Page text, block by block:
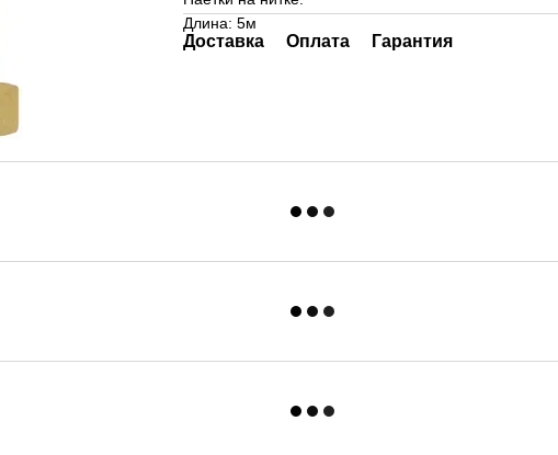
Длина: 5м
Доставка Оплата Гарантия